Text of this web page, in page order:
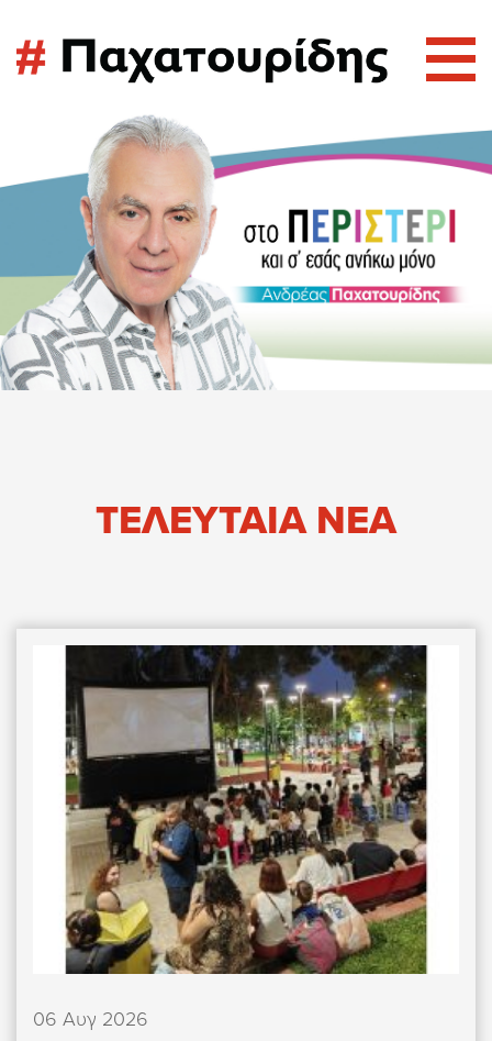
αρχική
ο Ανδρέας
με την Κοινωνία Μπροστά
νέα
επικοινωνία
ΤΕΛΕΥΤΑΙΑ ΝΕΑ
06 Αυγ 2026